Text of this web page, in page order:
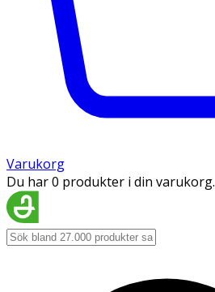
Varukorg
Du har 0 produkter i din varukorg.